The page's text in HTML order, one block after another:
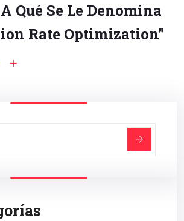
Qué Se Le Denomina
Rate Optimization”